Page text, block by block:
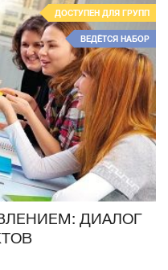
ДИАЛОГ
ДОСТУПЕН ДЛЯ ГРУПП
ВЕДЁТСЯ НАБОР